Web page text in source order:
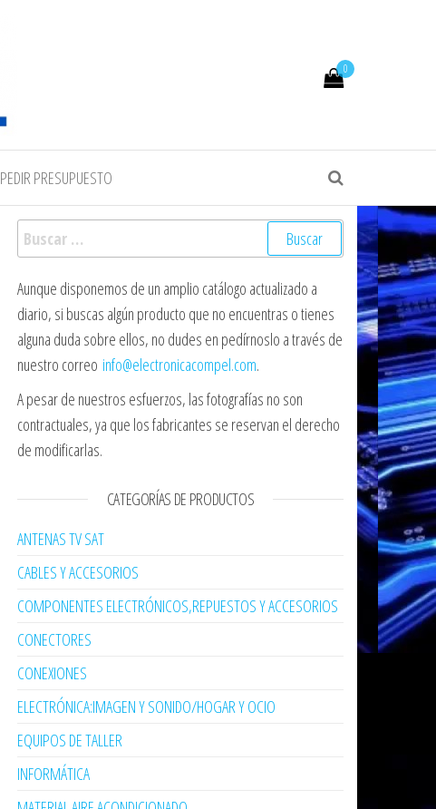
0
PEDIR PRESUPUESTO
Buscar:
Aunque disponemos de un amplio catálogo actualizado a
diario, si buscas algún producto que no encuentras o tienes
alguna duda sobre ellos, no dudes en pedírnoslo a través de
nuestro correo info@electronicacompel.com.
A pesar de nuestros esfuerzos, las fotografías no son
contractuales, ya que los fabricantes se reservan el derecho
de modificarlas.
CATEGORÍAS DE PRODUCTOS
ANTENAS TV SAT
CABLES Y ACCESORIOS
COMPONENTES ELECTRÓNICOS,REPUESTOS Y ACCESORIOS
CONECTORES
CONEXIONES
ELECTRÓNICA:IMAGEN Y SONIDO/HOGAR Y OCIO
EQUIPOS DE TALLER
INFORMÁTICA